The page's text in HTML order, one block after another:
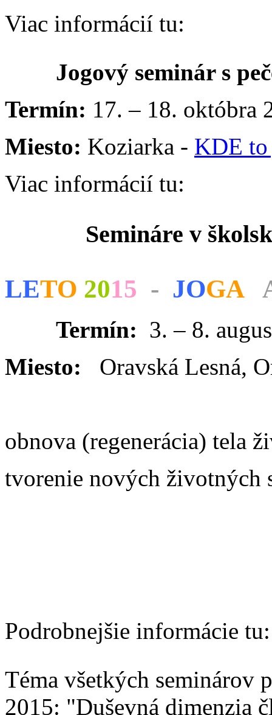
Viac informácií tu:
Jogový seminár s
Termín: 17. – 18. októbra
Miesto: Koziarka - KDE
Viac informácií tu:
Semináre v
LETO 2015 - JOGA
Termín: 3. – 8.
Miesto:
Oravská Lesná,
obnova (regenerácia) tela
tvorenie nových životných
Podrobnejšie informácie tu:
Téma všetkých seminárov
2015: "Duševná dimenzia